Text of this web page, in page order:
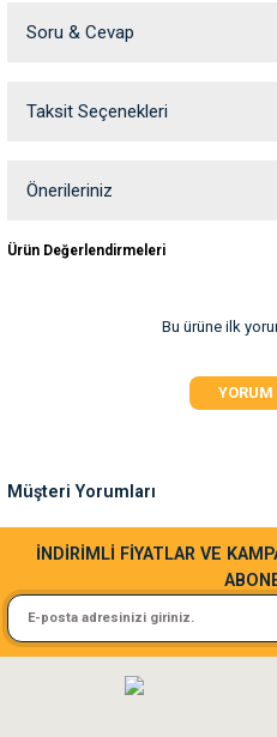
Soru & Cevap
Ürün hakkında henüz
Taksit Seçenekleri
Önerileriniz
yetersiz gördüğünüz noktaları öneri
Ürün açıklamasında eksik bilgiler
Bu ürüne benzer farklı alternatifler
Ürün Değerlendirmeleri
Bu ürüne ilk
YORUM
Müşteri Yorumları
Sa**** Ta******
Kedim taze mamaya bayıldı kargo
El**** Ek******
Köpeğim bayıldı hediyeler için teşekkürler
İNDİRİMLİ FİYATLAR VE